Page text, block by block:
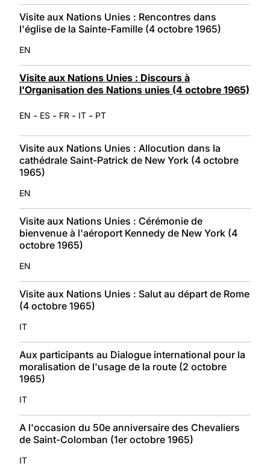
Visite aux Nations Unies : Rencontres dans
l'église de la Sainte-Famille (4 octobre 1965)
EN
Visite aux Nations Unies : Discours à
l'Organisation des Nations unies (4 octobre 1965)
EN - ES - FR - IT - PT
Visite aux Nations Unies : Allocution dans la
cathédrale Saint-Patrick de New York (4 octobre
1965)
EN
Visite aux Nations Unies : Cérémonie de
bienvenue à l'aéroport Kennedy de New York (4
octobre 1965)
EN
Visite aux Nations Unies : Salut au départ de Rome
(4 octobre 1965)
IT
Aux participants au Dialogue international pour la
moralisation de l'usage de la route (2 octobre
1965)
IT
A l'occasion du 50e anniversaire des Chevaliers
de Saint-Colomban (1er octobre 1965)
IT